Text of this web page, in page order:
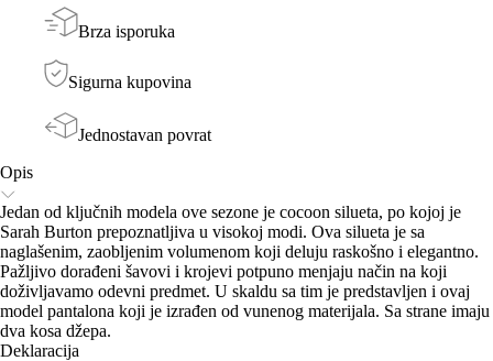
Brza isporuka
Sigurna kupovina
Jednostavan povrat
Opis
Jedan od ključnih modela ove sezone je cocoon silueta, po kojoj je
Sarah Burton prepoznatljiva u visokoj modi. Ova silueta je sa
naglašenim, zaobljenim volumenom koji deluju raskošno i elegantno.
Pažljivo dorađeni šavovi i krojevi potpuno menjaju način na koji
doživljavamo odevni predmet. U skaldu sa tim je predstavljen i ovaj
model pantalona koji je izrađen od vunenog materijala. Sa strane imaju
dva kosa džepa.
Deklaracija